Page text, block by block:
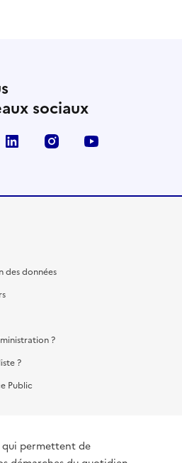
sociaux
LinkedIn Instagram
des données
?
?
Public
qui permettent de